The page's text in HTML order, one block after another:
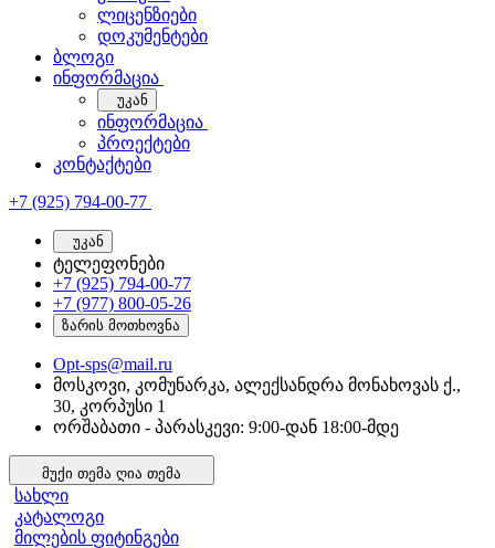
ლიცენზიები
დოკუმენტები
ბლოგი
ინფორმაცია
უკან
ინფორმაცია
პროექტები
კონტაქტები
+7 (925) 794-00-77
უკან
ტელეფონები
+7 (925) 794-00-77
+7 (977) 800-05-26
ზარის მოთხოვნა
Opt-sps@mail.ru
მოსკოვი, კომუნარკა, ალექსანდრა მონახოვას ქ.,
30, კორპუსი 1
ორშაბათი - პარასკევი: 9:00-დან 18:00-მდე
მუქი თემა ღია თემა
სახლი
კატალოგი
მილების ფიტინგები